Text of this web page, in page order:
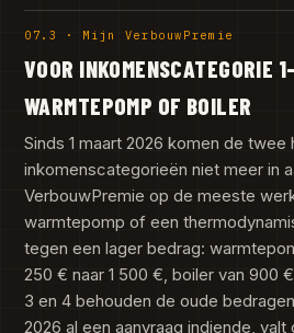
07.3 · Mijn VerbouwPremie
VOOR INKOMENSCATEGORIE
WARMTEPOMP OF BOILER
Sinds 1 maart 2026 komen de twee
inkomenscategorieën niet meer in
VerbouwPremie op de meeste
warmtepomp of een
tegen een lager bedrag:
250 € naar 1 500 €, boiler van 900
3 en 4 behouden de oude
2026 al een aanvraag indiende, valt